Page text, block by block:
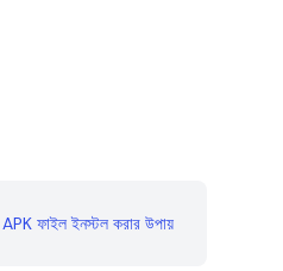
ফাইল ইনস্টল করার উপায়